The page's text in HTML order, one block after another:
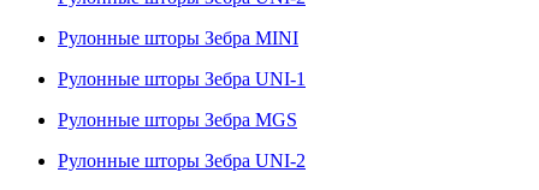
Рулонные шторы Зебра MINI
Рулонные шторы Зебра UNI-1
Рулонные шторы Зебра MGS
Рулонные шторы Зебра UNI-2